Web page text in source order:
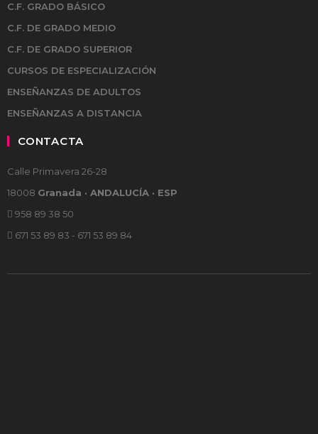
C.F. GRADO BÁSICO
C.F. DE GRADO MEDIO
C.F. DE GRADO SUPERIOR
CURSOS DE ESPECIALIZACIÓN
ENSEÑANZAS DE ADULTOS
ENSEÑANZAS A DISTANCIA
CONTACTA
Calle Primavera 26-28
18008 Granada · ANDALUCÍA · ESP
958 89 38 50
671 53 89 83 - 671 53 89 84